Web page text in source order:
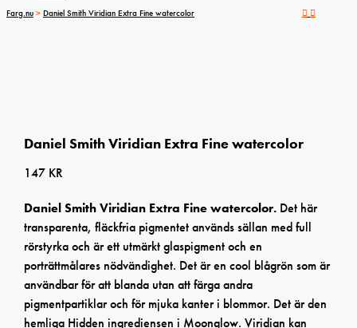
Farg.nu > Daniel Smith Viridian Extra Fine watercolor
Daniel Smith Viridian Extra Fine watercolor
147 KR
Daniel Smith Viridian Extra Fine watercolor. Det här
transparenta, fläckfria pigmentet används sällan med full
rörstyrka och är ett utmärkt glaspigment och en
porträttmålares nödvändighet. Det är en cool blågrön som är
användbar för att blanda utan att färga andra
pigmentpartiklar och för mjuka kanter i blommor. Det är den
hemliga Hidden ingrediensen i Moonglow. Viridian kan